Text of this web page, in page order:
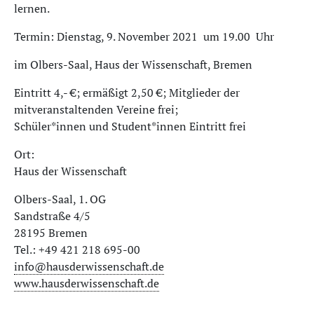
ler­nen.
Termin: Dienstag, 9. November 2021 um 19.00 Uhr
im Olbers-Saal, Haus der Wissenschaft, Bremen
Eintritt 4,- €; ermäßigt 2,50 €; Mitglieder der
mitveranstaltenden Vereine frei;
Schüler*innen und Student*innen Eintritt frei
Ort:
Haus der Wissenschaft
Ol­bers-Saal, 1. OG
Sandstraße 4/5
28195 Bremen
Tel.: +49 421 218 695-00
info@hausderwissenschaft.de
www.hausderwissenschaft.de